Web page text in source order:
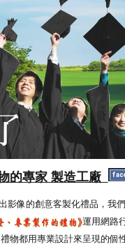
的專家 製造工廠
影像的創意客製化禮品，我
運用網路
物都用專業設計來呈現的個